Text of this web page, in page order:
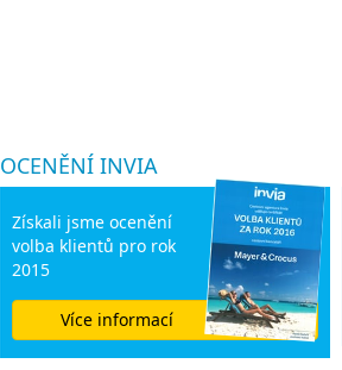
OCENĚNÍ INVIA
Získali jsme ocenění
volba klientů pro rok
2015
Více informací